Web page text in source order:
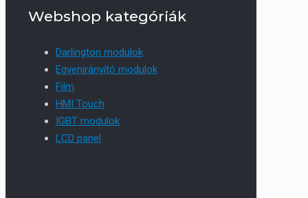
Webshop kategóriák
Darlington modulok
Egyenirányító modulok
Film
HMI Touch
IGBT modulok
LCD panel